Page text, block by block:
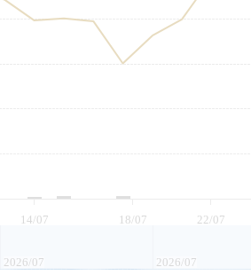
14/07 18/07 22/07
2026/07 2026/07